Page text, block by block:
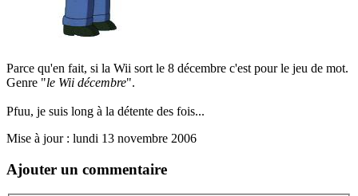
Parce qu'en fait, si la Wii sort le 8 décembre c'est pour le jeu de mot.
Genre "le Wii décembre".
Pfuu, je suis long à la détente des fois...
Mise à jour : lundi 13 novembre 2006
Ajouter un commentaire